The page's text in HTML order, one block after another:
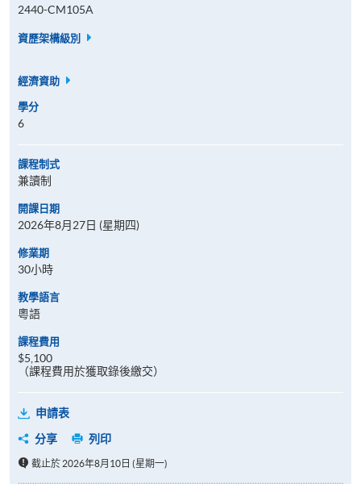
2440-CM105A
資歷架構級別
經濟資助
學分
6
課程制式
兼讀制
開課日期
2026年8月27日 (星期四)
修業期
30小時
教學語言
粵語
課程費用
$5,100
（課程費用於獲取錄後繳交）
申請表
分享
列印
截止於 2026年8月10日 (星期一)